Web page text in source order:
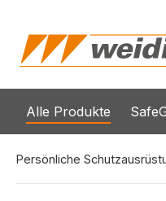
Alle Produkte
Persönliche